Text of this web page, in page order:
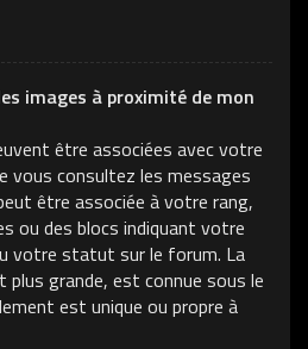
images à proximité de mon
être associées avec votre
vous consultez les messages
peut être associée à votre rang,
ou des blocs indiquant votre
votre statut sur le forum. La
plus grande, est connue sous le
est unique ou propre à